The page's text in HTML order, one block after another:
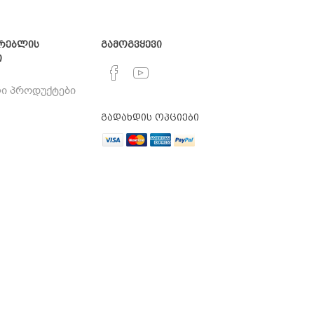
პროდუქტები
გამოგვყევი
გადახდის ოპციები